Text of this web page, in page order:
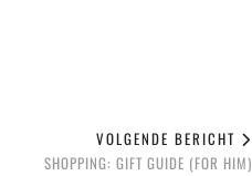
VOLGENDE BERICHT
SHOPPING: GIFT GUIDE (FOR HIM)